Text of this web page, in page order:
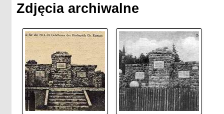
Zdjęcia archiwalne